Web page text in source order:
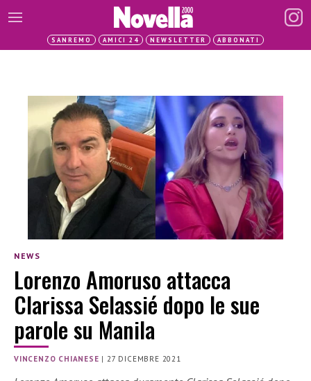
SANREMO AMICI 24 NEWSLETTER ABBONATI
NEWS
Lorenzo Amoruso attacca
Clarissa Selassié dopo le sue
parole su Manila
VINCENZO CHIANESE |27 DICEMBRE 2021